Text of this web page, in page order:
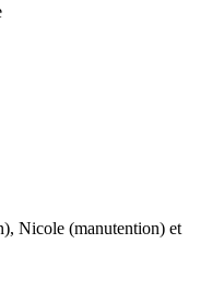
Nicole (manutention) et